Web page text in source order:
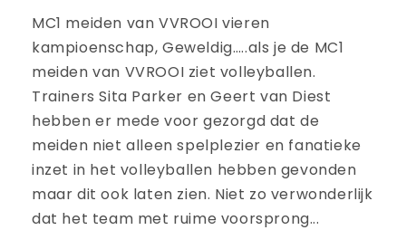
MC1 meiden van VVROOI vieren
kampioenschap, Geweldig…..als je de MC1
meiden van VVROOI ziet volleyballen.
Trainers Sita Parker en Geert van Diest
hebben er mede voor gezorgd dat de
meiden niet alleen spelplezier en fanatieke
inzet in het volleyballen hebben gevonden
maar dit ook laten zien. Niet zo verwonderlijk
dat het team met ruime voorsprong...